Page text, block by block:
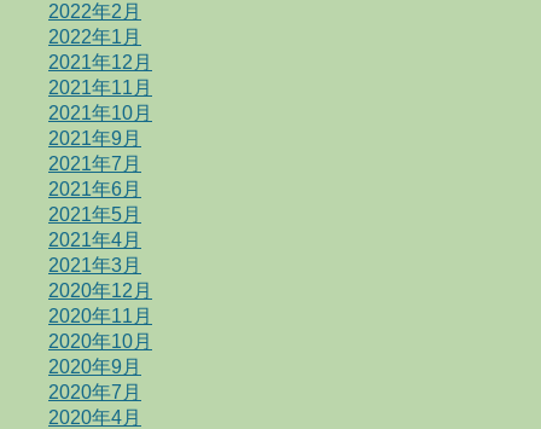
2022年2月
2022年1月
2021年12月
2021年11月
2021年10月
2021年9月
2021年7月
2021年6月
2021年5月
2021年4月
2021年3月
2020年12月
2020年11月
2020年10月
2020年9月
2020年7月
2020年4月